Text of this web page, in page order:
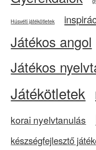
Húsvéti játékötletek
Játékos angol
Játékos
Játékötletek
korai nyelvtanulás
készségfejlesztő